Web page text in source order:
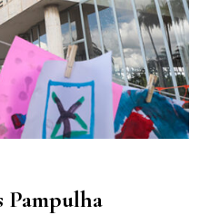
Pampulha